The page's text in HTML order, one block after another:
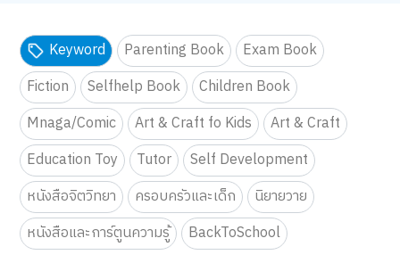
Keyword Parenting Book
Exam Book
Fiction
Selfhelp Book
Children Book
Mnaga/Comic
Art & Craft fo Kids
Art & Craft
Education Toy
Tutor
Self Development
หนังสือจิตวิทยา
ครอบครัวและเด็ก
นิยายวาย
หนังสือและการ์ตูนความรู้
BackToSchool